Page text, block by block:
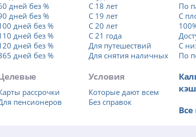
дней без %
дней без %
дней без %
дней без %
дней без %
дней без %
рассрочки
пенсионеров
С 18 лет
С 19 лет
С 20 лет
С 21 года
Для путешествий
Для снятия наличных
Условия
Которые дают всем
Без справок
По
С
С
По